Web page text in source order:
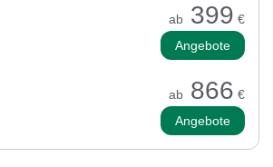
ab 399 €
Angebote
ab 866 €
Angebote